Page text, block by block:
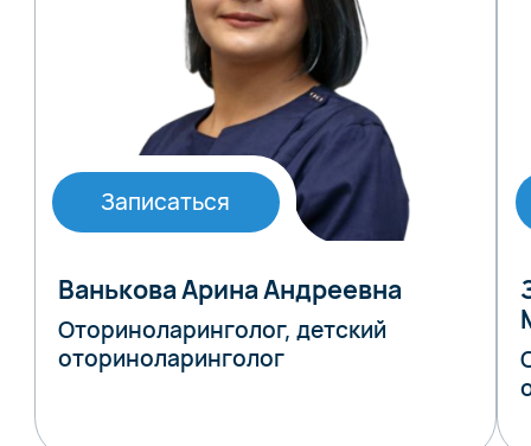
Записаться
Ванькова Арина Андреевна
Оториноларинголог, детский
оториноларинголог